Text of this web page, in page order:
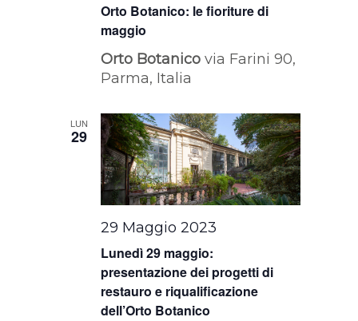
Orto Botanico: le fioriture di
maggio
Orto Botanicovia Farini 90,
Parma, Italia
LUN
29
Lunedì 29 maggio:
presentazione dei progetti di
restauro e riqualificazione
dell’Orto Botanico
29 Maggio 2023